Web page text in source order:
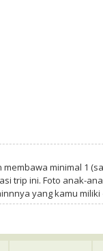
minimal 1
trip ini. Foto anak-
yang kamu